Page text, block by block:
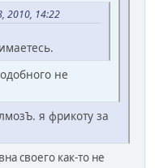
2010, 14:22
не
я фрикоту за
своего как-то не